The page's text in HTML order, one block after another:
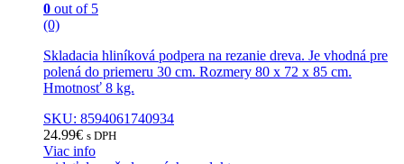
0 out of 5
(0)
Skladacia hliníková podpera na rezanie dreva. Je vhodná pre
polená do priemeru 30 cm. Rozmery 80 x 72 x 85 cm.
Hmotnosť 8 kg.
SKU: 8594061740934
24.99€ s DPH
Viac info